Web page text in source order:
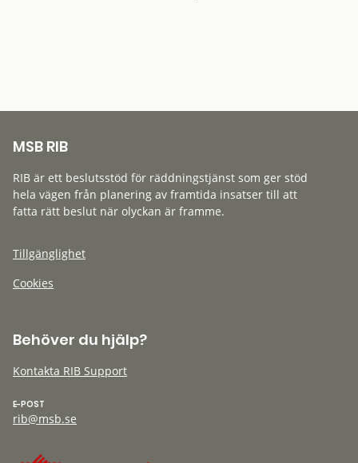
MSB RIB
RIB är ett beslutsstöd för räddningstjänst som ger stöd
hela vägen från planering av framtida insatser till att
fatta rätt beslut när olyckan är framme.
Tillgänglighet
Cookies
Behöver du hjälp?
Kontakta RIB Support
E-POST
rib@msb.se